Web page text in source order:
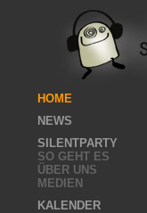
HOME
NEWS
SILENTPARTY
SO GEHT ES
ÜBER UNS
MEDIEN
KALENDER